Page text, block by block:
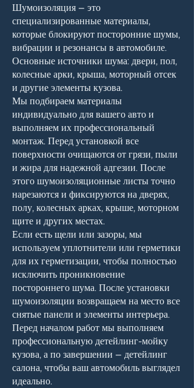
Шумоизоляция — это
специализированные материалы,
которые блокируют посторонние шумы,
вибрации и резонансы в автомобиле.
Основные источники шума: двери, пол,
колесные арки, крыша, моторный отсек
и другие элементы кузова.
Мы подбираем материалы
индивидуально для вашего авто и
выполняем их профессиональный
монтаж. Перед установкой все
поверхности очищаются от грязи, пыли
и жира для надежной адгезии. После
этого шумоизоляционные листы точно
нарезаются и фиксируются на дверях,
полу, колесных арках, крыше, моторном
щите и других местах.
Если есть щели или зазоры, мы
используем уплотнители или герметики
для их герметизации, чтобы полностью
исключить проникновение
постороннего шума. После установки
шумоизоляции возвращаем на место все
снятые панели и элементы интерьера.
Перед началом работ мы выполняем
профессиональную детейлинг-мойку
кузова, а по завершении — детейлинг
салона, чтобы ваш автомобиль выглядел
идеально.